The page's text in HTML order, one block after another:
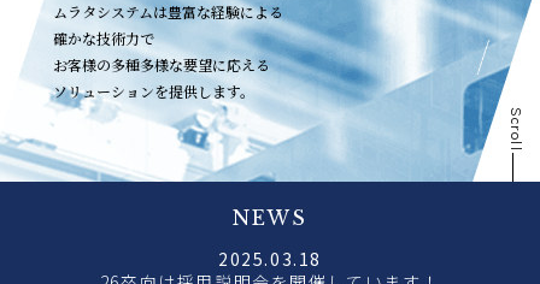
ムラタシステムは豊富な経験による
確かな技術力で
お客様の多種多様な要望に応える
ソリューションを提供します。
ムラタシステムは豊富な経験による
確かな技術力で
お客様の多種多様な要望に応える
ソリューションを提供します。
Scroll
NEWS
2025.03.18